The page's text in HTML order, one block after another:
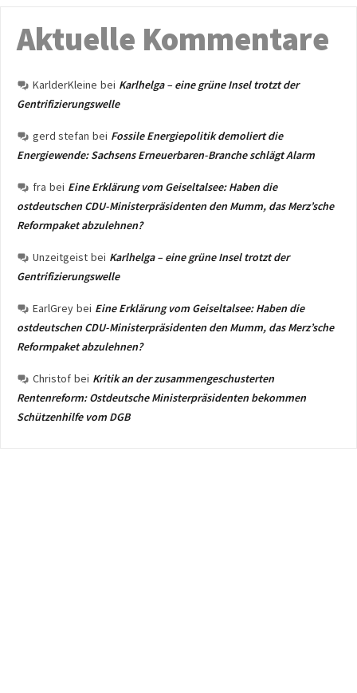
Aktuelle Kommentare
KarlderKleine bei Karlhelga – eine grüne Insel trotzt der
Gentrifizierungswelle
gerd stefan bei Fossile Energiepolitik demoliert die
Energiewende: Sachsens Erneuerbaren-Branche schlägt Alarm
fra bei Eine Erklärung vom Geiseltalsee: Haben die
ostdeutschen CDU-Ministerpräsidenten den Mumm, das Merz’sche
Reformpaket abzulehnen?
Unzeitgeist bei Karlhelga – eine grüne Insel trotzt der
Gentrifizierungswelle
EarlGrey bei Eine Erklärung vom Geiseltalsee: Haben die
ostdeutschen CDU-Ministerpräsidenten den Mumm, das Merz’sche
Reformpaket abzulehnen?
Christof bei Kritik an der zusammengeschusterten
Rentenreform: Ostdeutsche Ministerpräsidenten bekommen
Schützenhilfe vom DGB